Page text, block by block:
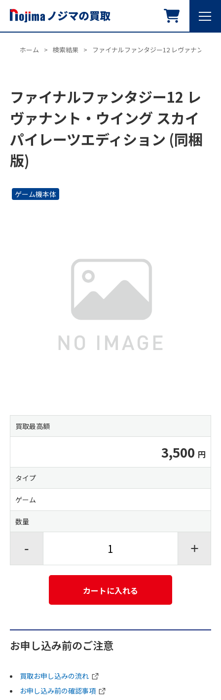
ホーム > 検索結果 > ファイナルファンタジー12 レヴァナント・
ファイナルファンタジー12 レ
ヴァナント・ウイング スカイ
パイレーツエディション (同梱
版)
ゲーム機本体
買取最高額
3,500
タイプ
ゲーム
数量
- +
カートに入れる
お申し込み前のご注意
買取お申し込みの流れ
お申し込み前の確認事項